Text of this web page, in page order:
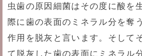
虫歯の原因細菌はその度に酸を
際に歯の表面のミネラル分を奪
作用を脱灰と言います。そして
て脱灰した歯の表面にミネラル